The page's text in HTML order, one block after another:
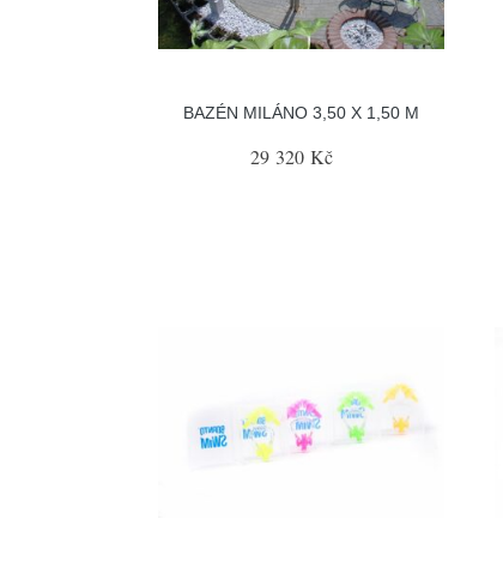
BAZÉN MILÁNO 3,50 X 1,50 M
29 320 Kč